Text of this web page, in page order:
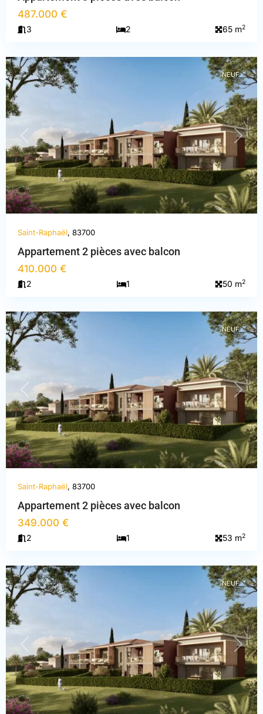
487.000 €
3 2 65 m2
Var,
Saint-
PREVIOUS NEXT
NEUF
Saint-Raphaël, 83700
Appartement 2 pièces avec balcon
410.000 €
2 1 50 m2
Var,
Saint-
PREVIOUS NEXT
NEUF
Saint-Raphaël, 83700
Appartement 2 pièces avec balcon
349.000 €
2 1 53 m2
Var,
Saint-
PREVIOUS NEXT
NEUF